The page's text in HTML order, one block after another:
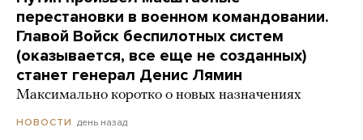
перестановки в военном командовании.
Главой Войск беспилотных систем
(оказывается, все еще не созданных)
станет генерал Денис Лямин
Максимально коротко о новых назначениях
НОВОСТИ день назад